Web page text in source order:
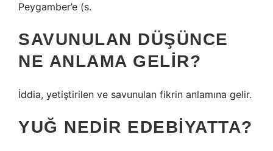
Peygamber’e (s.
SAVUNULAN DÜŞÜNCE
NE ANLAMA GELIR?
İddia, yetiştirilen ve savunulan fikrin anlamına gelir.
YUĞ NEDIR EDEBIYATTA?